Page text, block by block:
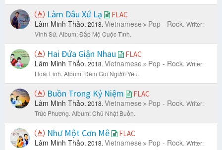
Làm Dâu Xứ Lạ FLAC
Lâm Minh Thảo. 2018. Vietnamese Pop - Rock. Writer:
Vinh Sử. Album: Đắp Mộ Cuộc Tình.
Hai Đứa Giận Nhau FLAC
Lâm Minh Thảo. 2018. Vietnamese Pop - Rock. Writer:
Hoài Linh. Album: Đêm Gọi Người Yêu.
Buồn Trong Kỷ Niệm FLAC
Lâm Minh Thảo. 2018. Vietnamese Pop - Rock. Writer:
Trúc Phương. Album: Chủ Nhật Buồn.
Như Một Cơn Mê FLAC
Lâm Minh Thảo. 2018. Vietnamese Pop - Rock. Writer: